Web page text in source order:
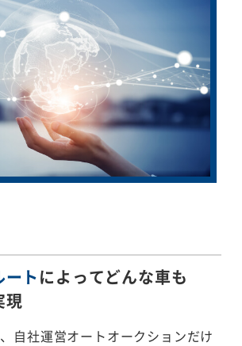
トによってどんな車も
現
自社運営オートオークションだけ